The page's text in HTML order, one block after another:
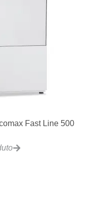
Fast Line 500